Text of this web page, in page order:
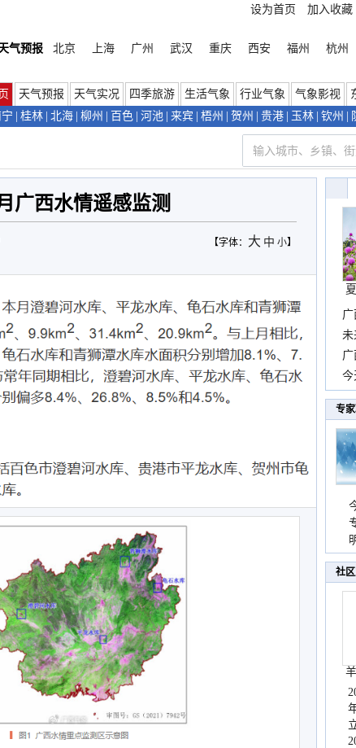
设为首页 加入收藏
气预报
北京 上海 广州 武汉 重庆 西安 福州 杭州
天气预报 天气实况 四季旅游 生活气象 行业气象 气象影视
桂林 北海 柳州 百色 河池 来宾 梧州 贺州 贵港 玉林 钦州
广西水情遥感监测
【字体： 大 中 小】
广
布
未
时
广
份
今
现
专
社